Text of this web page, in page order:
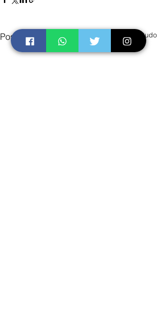
Posts recentes Ver tudo